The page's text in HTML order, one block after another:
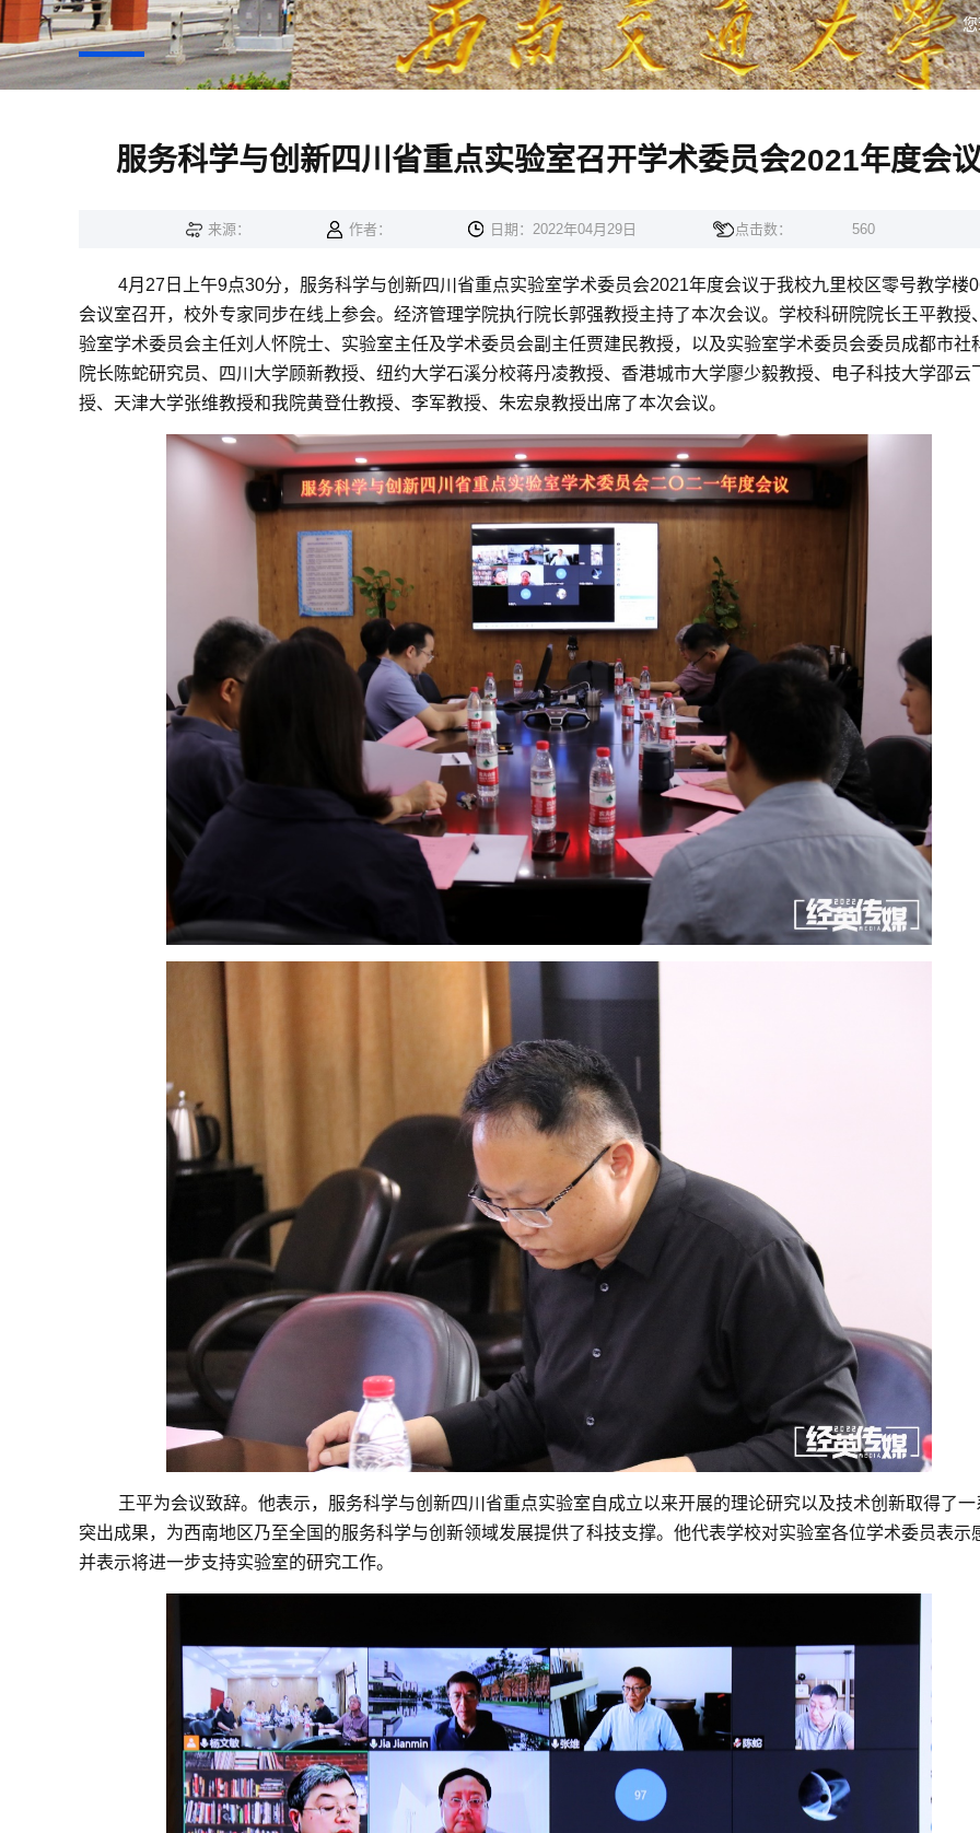
服务科学与创新四川省重点实验室召开学术委员会2021年度会
来源： 作者： 日期：2022年04月29日 点击数： 560
4月 27 日上午9点30分，服务科学与创新四川省重点实验室学术委员会2021年度会议于我校九里校区零号教学楼
会议室召开，校外专家同步在线上参会。经济管理学院执行院长郭强教授主持了本次会议。学校科研院院长王平教授
验室学术委员会主任刘人怀院士、实验室主任及学术委员会副主任贾建民教授，以及实验室学术委员会委员成都市社
院长陈蛇研究员、四川大学顾新教授、纽约大学石溪分校蒋丹凌教授、香港城市大学廖少毅教授、电子科技大学邵云
授、天津大学张维教授和我院黄登仕教授、李军教授、朱宏泉教授出席了本次会议。
王平为会议致辞。他表示，服务科学与创新四川省重点实验室自成立以来开展的理论研究以及技术创新取得了一
突出成果，为西南地区乃至全国的服务科学与创新领域发展提供了科技支撑。他代表学校对实验室各位学术委员表示
并表示将进一步支持实验室的研究工作。